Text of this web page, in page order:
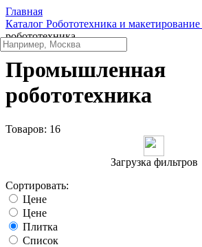
Главная
Каталог Робототехника и макетирование
робототехника
Промышленная
робототехника
Товаров: 16
Загрузка фильтров
Сортировать:
Цене
Цене
Плитка
Список